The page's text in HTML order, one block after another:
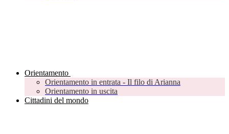
Orientamento
Orientamento in entrata - Il filo di Arianna
Orientamento in uscita
Cittadini del mondo